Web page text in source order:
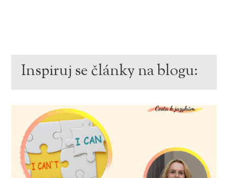
Inspiruj se články na blogu: